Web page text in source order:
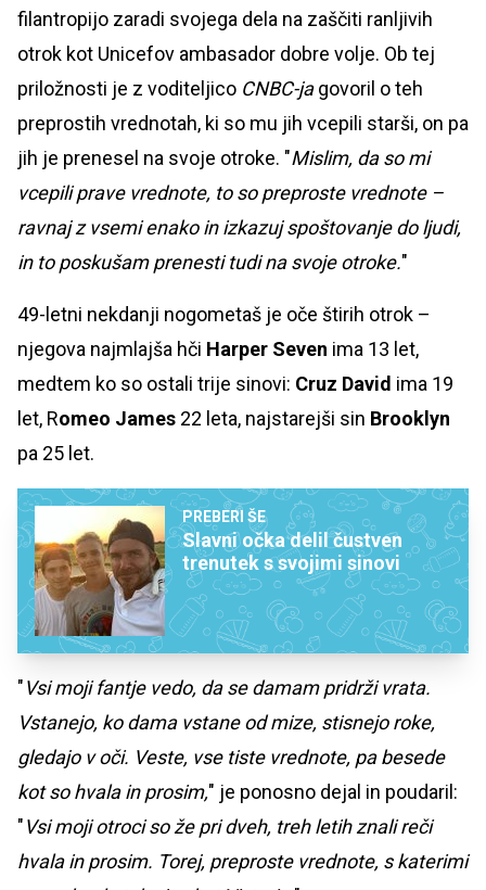
filantropijo zaradi svojega dela na zaščiti ranljivih
otrok kot Unicefov ambasador dobre volje. Ob tej
priložnosti je z voditeljico CNBC-jagovoril o teh
preprostih vrednotah, ki so mu jih vcepili starši, on pa
jih je prenesel na svoje otroke. "Mislim, da so mi
vcepili prave vrednote, to so preproste vrednote –
ravnaj z vsemi enako in izkazuj spoštovanje do ljudi,
in to poskušam prenesti tudi na svoje otroke."
49-letni nekdanji nogometaš je oče štirih otrok –
njegova najmlajša hči Harper Seven ima 13 let,
medtem ko so ostali trije sinovi: Cruz David ima 19
let, Romeo James 22 leta, najstarejši sin Brooklyn
pa 25 let.
PREBERI ŠE
Slavni očka delil čustven
trenutek s svojimi sinovi
"Vsi moji fantje vedo, da se damam pridrži vrata.
Vstanejo, ko dama vstane od mize, stisnejo roke,
gledajo v oči. Veste, vse tiste vrednote, pa besede
kot so hvala in prosim," je ponosno dejal in poudaril:
"Vsi moji otroci so že pri dveh, treh letih znali reči
hvala in prosim. Torej, preproste vrednote, s katerimi